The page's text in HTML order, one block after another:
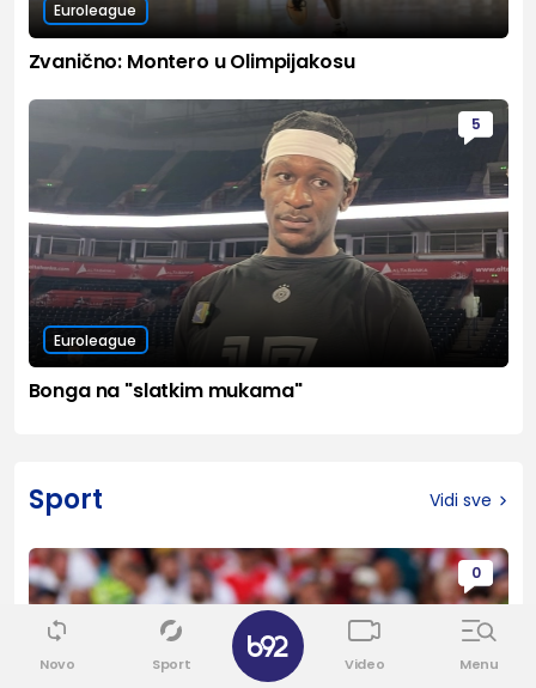
Euroleague
Zvanično: Montero u Olimpijakosu
5
Euroleague
Bonga na "slatkim mukama"
Sport Vidi sve
0
Novo Sport Video Menu
✕